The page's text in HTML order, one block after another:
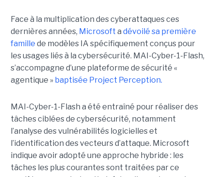
Face à la multiplication des cyberattaques ces
dernières années, Microsoft a dévoilé sa première
famille de modèles IA spécifiquement conçus pour
les usages liés à la cybersécurité. MAI-Cyber-1-Flash,
s’accompagne d’une plateforme de sécurité «
agentique » baptisée Project Perception.
MAI-Cyber-1-Flash a été entraîné pour réaliser des
tâches ciblées de cybersécurité, notamment
l’analyse des vulnérabilités logicielles et
l’identification des vecteurs d’attaque. Microsoft
indique avoir adopté une approche hybride : les
tâches les plus courantes sont traitées par ce